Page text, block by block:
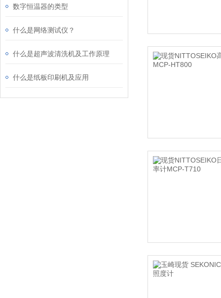
数字恒温器的类型
什么是网络测试仪？
什么是超声波清洗机及工作原理
什么是纸板印刷机及应用